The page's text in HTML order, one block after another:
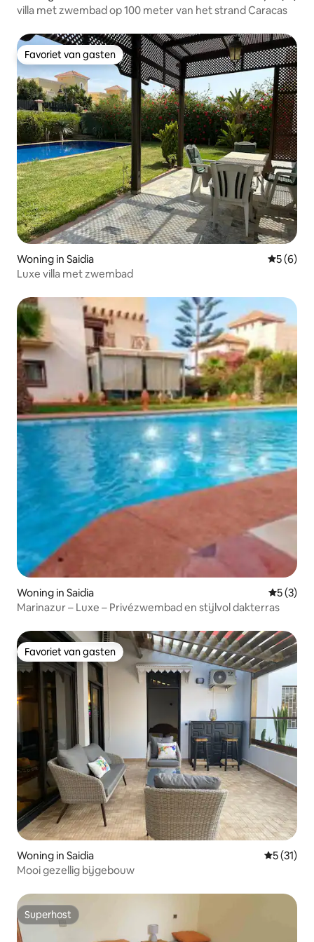
villa met zwembad op 100 meter van het strand Caracas
Favoriet van gasten
Favoriet van gasten
Woning in Saidia
5 (6)
Luxe villa met zwembad
Woning in Saidia
5 (3)
Marinazur – Luxe – Privézwembad en stijlvol dakterras
Favoriet van gasten
Favoriet van gasten
Woning in Saidia
5 (31)
Mooi gezellig bijgebouw
Superhost
Superhost